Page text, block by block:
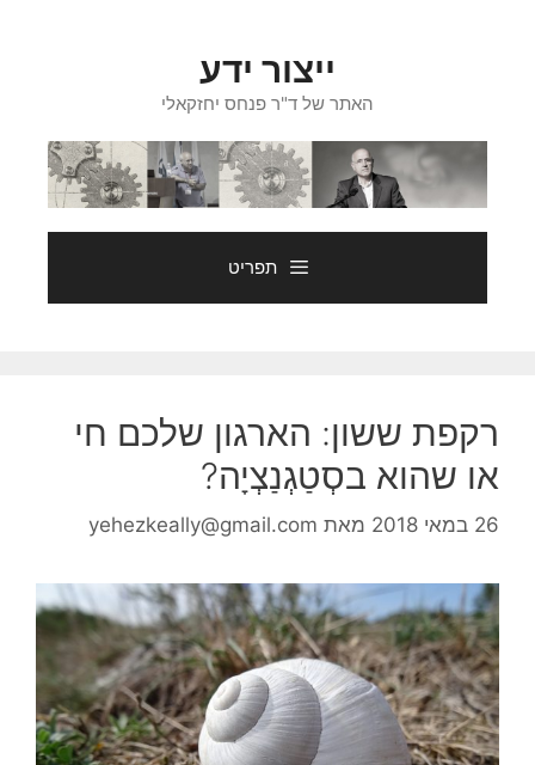
ייצור ידע
האתר של ד"ר פנחס יחזקאלי
תפריט
רקפת ששון: הארגון שלכם חי
או שהוא בסְטַגְנַצְיָה?
26 במאי 2018 מאת yehezkeally@gmail.com